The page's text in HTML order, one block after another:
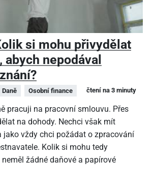
si mohu přivydělat
abych nepodával
Daně Osobní finance čtení na 3 minuty
pracuji na pracovní smlouvu. Přes
na dohody. Nechci však mít
jako vždy chci požádat o zpracování
Kolik si mohu tedy
žádné daňové a papírové